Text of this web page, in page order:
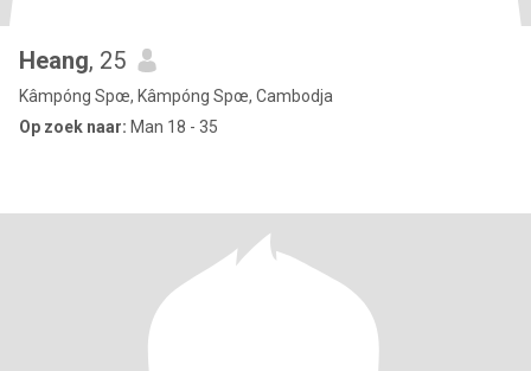
Heang, 25
Kâmpóng Spœ, Kâmpóng Spœ, Cambodja
Op zoek naar: Man 18 - 35